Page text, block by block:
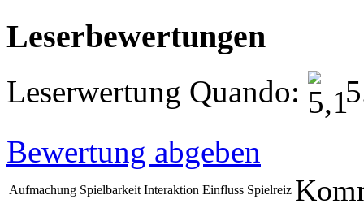
Leserbewertungen
Leserwertung Quando:
Bewertung abgeben
Aufmachung Spielbarkeit Interaktion Einfluss Spielreiz